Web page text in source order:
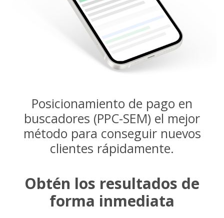
Posicionamiento de pago en
buscadores (PPC-SEM) el mejor
método para conseguir nuevos
clientes rápidamente.
Obtén los resultados de
forma inmediata